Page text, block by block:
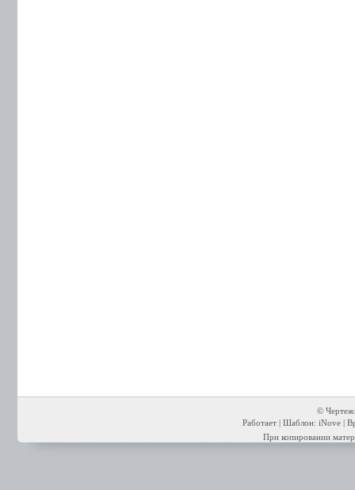
©
Работает | Шаблон: iNove |
При копировании